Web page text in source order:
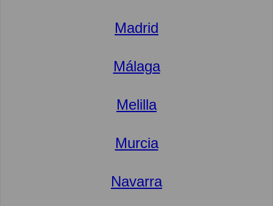
Madrid
Málaga
Melilla
Murcia
Navarra